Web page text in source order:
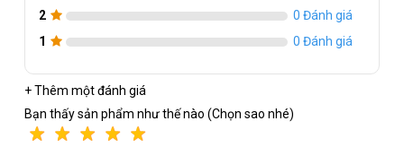
2
0 Đánh giá
1
0 Đánh giá
+ Thêm một đánh giá
Bạn thấy sản phẩm như thế nào (Chọn sao nhé)